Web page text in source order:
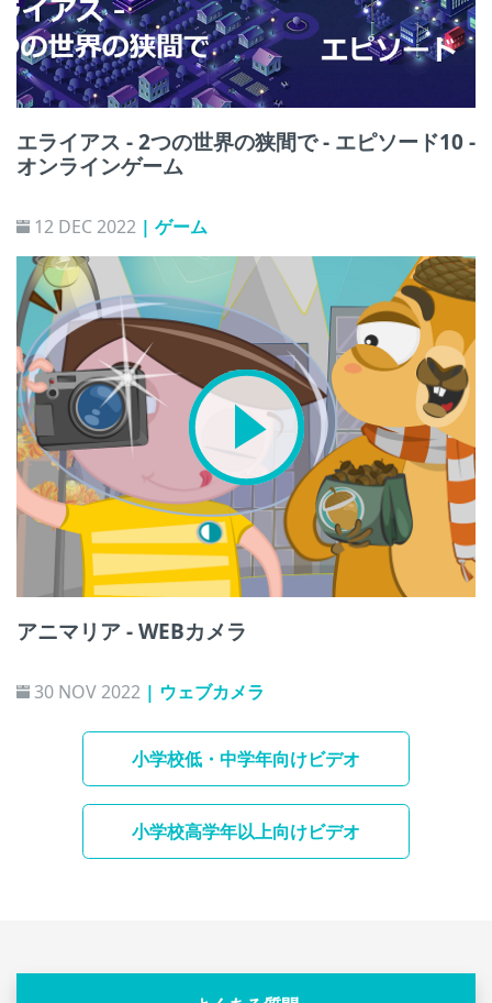
エライアス - 2つの世界の狭間で - エピソード10 -
オンラインゲーム
12 DEC 2022 | ゲーム
アニマリア - WEBカメラ
30 NOV 2022 | ウェブカメラ
小学校低・中学年向けビデオ
小学校高学年以上向けビデオ